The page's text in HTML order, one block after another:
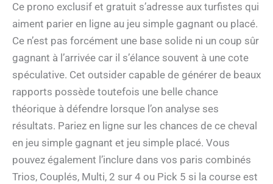
Ce prono exclusif et gratuit s’adresse aux turfistes qui
aiment parier en ligne au jeu simple gagnant ou placé.
Ce n’est pas forcément une base solide ni un coup sûr
gagnant à l’arrivée car il s’élance souvent à une cote
spéculative. Cet outsider capable de générer de beaux
rapports possède toutefois une belle chance
théorique à défendre lorsque l’on analyse ses
résultats. Pariez en ligne sur les chances de ce cheval
en jeu simple gagnant et jeu simple placé. Vous
pouvez également l’inclure dans vos paris combinés
Trios, Couplés, Multi, 2 sur 4 ou Pick 5 si la course est